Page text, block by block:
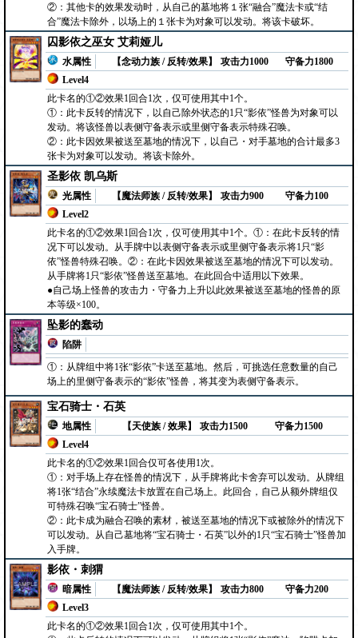
②：其他卡的效果发动时，从自己的墓地将１张“融合”魔法卡或“结
合”魔法卡除外，以场上的１张卡为对象可以发动。将该卡破坏。
囚影依之巫女 艾莉娅儿
水属性
【念动力族 / 反转/效果】
Level4
攻击力1000 守备力1800
此卡名的①②效果1回合1次，仅可使用其中1个。
①：此卡反转的情况下，以自己除外状态的1只“影依”怪兽为对象可以
发动。将该怪兽以表侧守备表示或里侧守备表示特殊召唤。
②：此卡因效果被送至墓地的情况下，以自己・对手墓地的合计最多3
张卡为对象可以发动。将该卡除外。
圣影依 凯乌斯
光属性
【魔法师族 / 反转/效果】
Level2
攻击力900 守备力100
此卡名的①②效果1回合1次，仅可使用其中1个。①：在此卡反转的情
况下可以发动。从手牌中以表侧守备表示或里侧守备表示将1只“影
依”怪兽特殊召唤。②：在此卡因效果被送至墓地的情况下可以发动。
从手牌将1只“影依”怪兽送至墓地。在此回合中适用以下效果。
●自己场上怪兽的攻击力・守备力上升以此效果被送至墓地的怪兽的原
本等级×100。
坠影的蠢动
陷阱
①：从牌组中将1张“影依”卡送至墓地。然后，可挑选任意数量的自己
场上的里侧守备表示的“影依”怪兽，将其变为表侧守备表示。
宝石骑士・石英
地属性
【天使族 / 效果】
Level4
攻击力1500 守备力1500
此卡名的①②效果1回合仅可各使用1次。
①：对手场上存在怪兽的情况下，从手牌将此卡舍弃可以发动。从牌组
将1张“结合”永续魔法卡放置在自己场上。此回合，自己从额外牌组仅
可特殊召唤“宝石骑士”怪兽。
②：此卡成为融合召唤的素材，被送至墓地的情况下或被除外的情况下
可以发动。从自己墓地将“宝石骑士・石英”以外的1只“宝石骑士”怪兽加
入手牌。
影依・刺猬
暗属性
【魔法师族 / 反转/效果】
Level3
攻击力800 守备力200
此卡名的①②效果1回合1次，仅可使用其中1个。